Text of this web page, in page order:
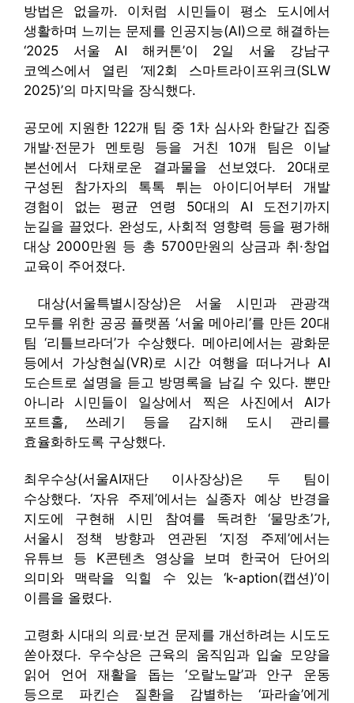
방법은 없을까. 이처럼 시민들이 평소 도시에서
생활하며 느끼는 문제를 인공지능(AI)으로 해결하는
‘2025 서울 AI 해커톤’이 2일 서울 강남구
코엑스에서 열린 ‘제2회 스마트라이프위크(SLW
2025)’의 마지막을 장식했다.
공모에 지원한 122개 팀 중 1차 심사와 한달간 집중
개발·전문가 멘토링 등을 거친 10개 팀은 이날
본선에서 다채로운 결과물을 선보였다. 20대로
구성된 참가자의 톡톡 튀는 아이디어부터 개발
경험이 없는 평균 연령 50대의 AI 도전기까지
눈길을 끌었다. 완성도, 사회적 영향력 등을 평가해
대상 2000만원 등 총 5700만원의 상금과 취·창업
교육이 주어졌다.
대상(서울특별시장상)은 서울 시민과 관광객
모두를 위한 공공 플랫폼 ‘서울 메아리’를 만든 20대
팀 ‘리틀브라더’가 수상했다. 메아리에서는 광화문
등에서 가상현실(VR)로 시간 여행을 떠나거나 AI
도슨트로 설명을 듣고 방명록을 남길 수 있다. 뿐만
아니라 시민들이 일상에서 찍은 사진에서 AI가
포트홀, 쓰레기 등을 감지해 도시 관리를
효율화하도록 구상했다.
최우수상(서울AI재단 이사장상)은 두 팀이
수상했다. ‘자유 주제’에서는 실종자 예상 반경을
지도에 구현해 시민 참여를 독려한 ‘물망초’가,
서울시 정책 방향과 연관된 ‘지정 주제’에서는
유튜브 등 K콘텐츠 영상을 보며 한국어 단어의
의미와 맥락을 익힐 수 있는 ‘k-aption(캡션)’이
이름을 올렸다.
고령화 시대의 의료·보건 문제를 개선하려는 시도도
쏟아졌다. 우수상은 근육의 움직임과 입술 모양을
읽어 언어 재활을 돕는 ‘오랄노말’과 안구 운동
등으로 파킨슨 질환을 감별하는 ‘파라솔’에게